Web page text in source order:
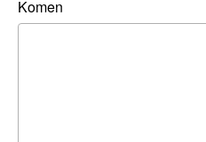
Komen